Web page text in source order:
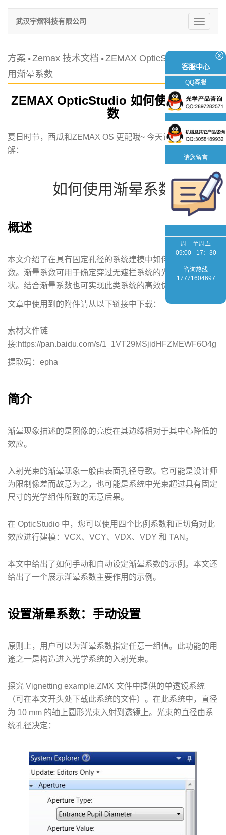
切
换
武汉宇熠科技有限公司
方案 > Zemax 技术文档 > ZEMAX OpticStudio 如何使
用渐晕系数
ZEMAX OpticStudio 如何使用渐晕系
数
夏日时节，西瓜和ZEMAX OS 更配哦~ 今天让我们一起了
解：
如何使用渐晕系数
概述
本文介绍了在具有固定孔径的系统建模中如何使用渐晕系
数。渐晕系数可用于确定穿过无遮拦系统的光束的尺寸和形
状。结合渐晕系数也可实现此类系统的高效优化机制。
文章中使用到的附件请从以下链接中下载：
素材文件链
接:https://pan.baidu.com/s/1_1VT29MSjidHFZMEWF6O4g
提取码：epha
简介
渐晕现象描述的是图像的亮度在其边缘相对于其中心降低的
效应。
入射光束的渐晕现象一般由表面孔径导致。它可能是设计师
为限制像差而故意为之，也可能是系统中光束超过具有固定
尺寸的光学组件所致的无意后果。
在 OpticStudio 中，您可以使用四个比例系数和正切角对此
效应进行建模：VCX、VCY、VDX、VDY 和 TAN。
本文中给出了如何手动和自动设定渐晕系数的示例。本文还
给出了一个展示渐晕系数主要作用的示例。
设置渐晕系数：手动设置
原则上，用户可以为渐晕系数指定任意一组值。此功能的用
途之一是构造进入光学系统的入射光束。
探究 Vignetting example.ZMX 文件中提供的单透镜系统
（可在本文开头处下载此系统的文件）。在此系统中，直径
为 10 mm 的轴上圆形光束入射到透镜上。光束的直径由系
统孔径决定：
ⓧ
客服中心
QQ客服
请您留言
周一至周五
09:00 - 17：30
咨询热线
17771604697